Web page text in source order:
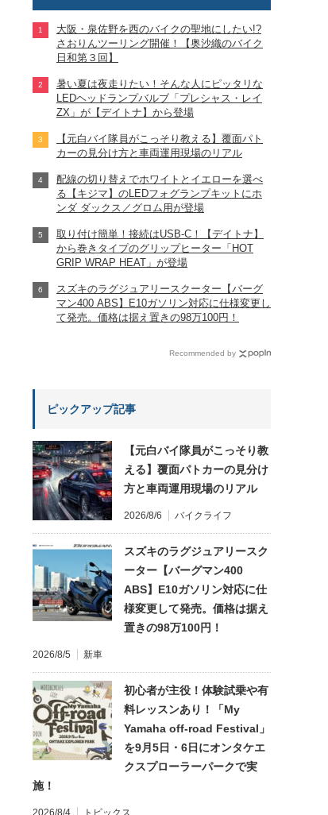
大阪・泉佐野を西のバイクの聖地にしたい!?
さおりんツーリング開催！【奥沙織のバイク
日和第３回】
暑い夏は夜走りたい！そんな人にピッタリな
LEDヘッドランプバルブ「プレシャス・レイ
ZX」が【デイトナ】から登場
【元白バイ隊員がこっそり教える】覆面パト
カーの見分け方と車両運用現場のリアル
配線の切り替えでホワイトとイエローを選べ
る【キジマ】のLEDフォグランプキットにホ
ンダ ダックス／グロム用が登場
取り付け簡単！接続はUSB-C！【デイトナ】
から巻きタイプのグリップヒーター「HOT
GRIP WRAP HEAT」が登場
スズキのラグジュアリースクーター【バーグ
マン400 ABS】E10ガソリン対応に仕様変更し
て発売。価格は据え置きの98万100円！
Recommended by
ピックアップ記事
【元白バイ隊員がこっそり教
える】覆面パトカーの見分け
方と車両運用現場のリアル
2026/8/6 バイクライフ
スズキのラグジュアリースク
ーター【バーグマン400
ABS】E10ガソリン対応に仕
様変更して発売。価格は据え
置きの98万100円！
2026/8/5 新車
初心者が主役！体験試乗や有
料レッスンあり！「My
Yamaha off-road Festival」
を9月5日・6日にオンタケエ
クスプローラーパークで実
施！
2026/8/4 トピックス